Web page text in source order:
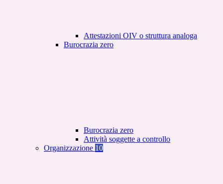
Attestazioni OIV o struttura analoga
Burocrazia zero
Burocrazia zero
Attività soggette a controllo
Organizzazione 10